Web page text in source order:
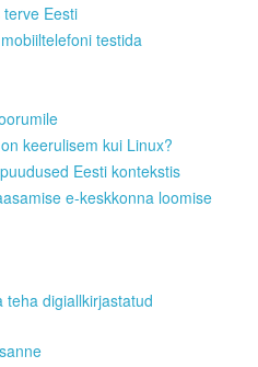
Eesti
testida
keerulisem kui Linux?
Eesti kontekstis
e-keskkonna loomise
teha digiallkirjastatud